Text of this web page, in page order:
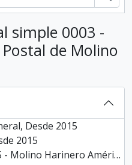
simple 0003 -
de Molino
Desde 2015
2015
Harinero América., 1895